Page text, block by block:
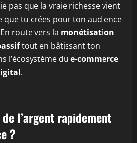
pas que la vraie richesse vient
que tu crées pour ton audience
route vers la monétisation
tout en bâtissant ton
l’écosystème du e-commerce
.
l’argent rapidement
?